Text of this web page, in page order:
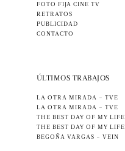
FOTO FIJA CINE TV
RETRATOS
PUBLICIDAD
CONTACTO
ÚLTIMOS TRABAJOS
LA OTRA MIRADA – TVE
LA OTRA MIRADA – TVE
THE BEST DAY OF MY LIFE
THE BEST DAY OF MY LIFE
BEGOÑA VARGAS – VEIN